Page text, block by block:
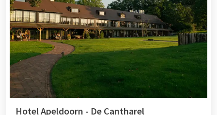
Hotel Apeldoorn - De Cantharel